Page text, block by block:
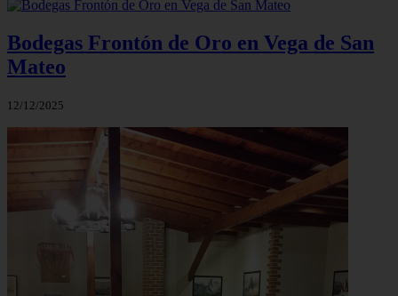
Bodegas Frontón de Oro en Vega de San
Mateo
12/12/2025